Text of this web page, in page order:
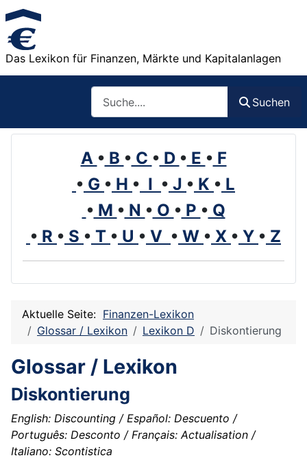
Das Lexikon für Finanzen, Märkte und Kapitalanlagen
Suchen
A • B • C • D • E • F
• G • H • I • J • K • L
• M • N • O • P • Q
• R • S • T • U • V • W • X • Y • Z
Aktuelle Seite: Finanzen-Lexikon
Glossar / Lexikon
Lexikon D Diskontierung
Glossar / Lexikon
Diskontierung
English: Discounting / Español: Descuento /
Português: Desconto / Français: Actualisation /
Italiano: Scontistica